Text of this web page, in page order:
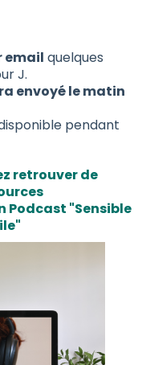
email quelques
J.
envoyé le matin
pendant
retrouver de
Podcast "Sensible